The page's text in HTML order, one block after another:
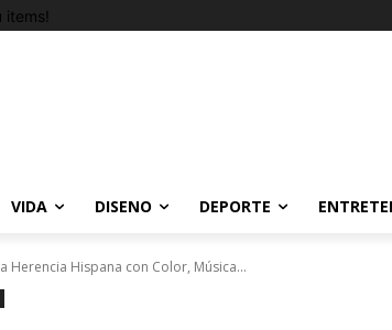
items!
VIDA DISENO DEPORTE
Herencia Hispana con Color, Música...